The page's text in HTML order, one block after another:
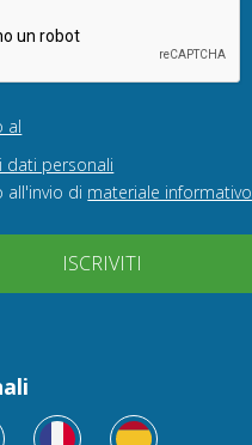
al
personali
all'invio di materiale informativo
ISCRIVITI